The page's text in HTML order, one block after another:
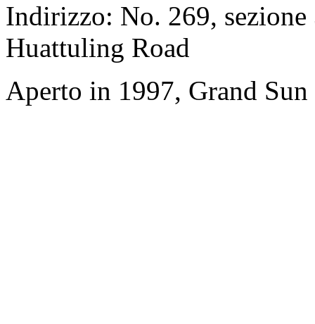
Indirizzo: No. 269,
Huattuling Road
Aperto in 1997, Grand